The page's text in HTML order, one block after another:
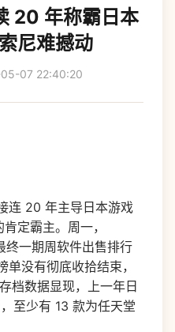
20 年称霸日本
尼难撼动
07 22:40:20
连 20 年主导日本游戏
定霸主。周一，
一期周软件出售排行
没有彻底收拾结束，
档数据显现，上一年日
至少有 13 款为任天堂